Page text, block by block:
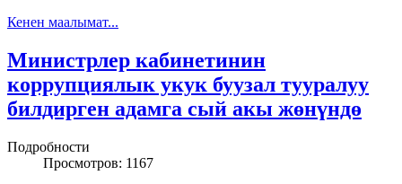
Кенен маалымат...
Министрлер кабинетинин
коррупциялык укук буузал тууралуу
билдирген адамга сый акы жөнүндө
Подробности
Просмотров: 1167